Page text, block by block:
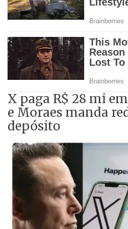
X paga R$ 28 mi
e Moraes manda
depósito